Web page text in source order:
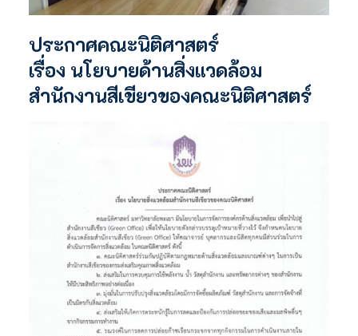
ประกาศคณะนิติศาสตร์
เรื่อง นโยบายด้านสิ่งแวดล้อม
สำนักงานสีเขียวของคณะนิติศาสตร์